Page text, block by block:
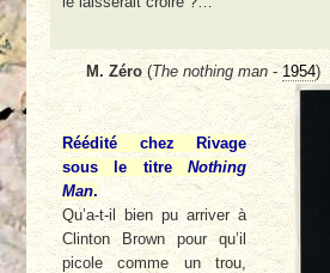
M. Zéro(The nothing man -1954)
Réédité chez Rivage
sous le titreNothing
Man.
Qu’a-t-il bien pu arriver à
Clinton Brown pour qu’il
picole comme un trou,